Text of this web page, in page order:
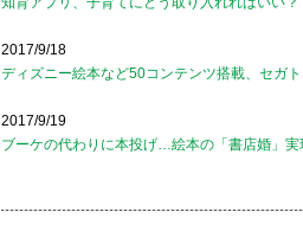
2017/9/18
ディズニー絵本など50コンテンツ搭載、セガ
2017/9/19
ブーケの代わりに本投げ…絵本の「書店婚」実